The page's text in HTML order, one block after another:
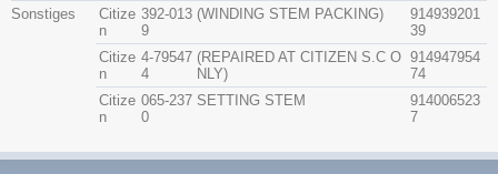
Sonstiges
Citize
n
392-013
9
(WINDING STEM PACKING)
914939201
39
Citize
n
4-79547
4
(REPAIRED AT CITIZEN S.C O
NLY)
914947954
74
Citize
n
065-237
0
SETTING STEM
914006523
7